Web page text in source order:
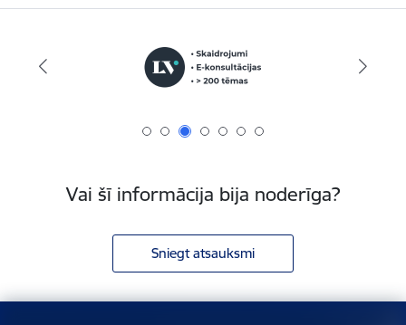
Vai šī informācija bija noderīga?
Sniegt atsauksmi